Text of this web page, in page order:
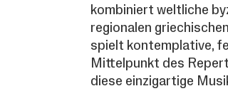
kombiniert weltliche
regionalen
spielt kontemplative,
Mittelpunkt des
diese einzigartige